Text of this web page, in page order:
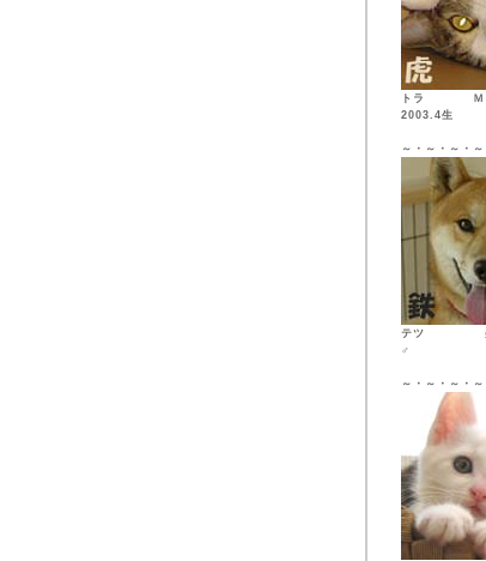
トラ
2003.4生
～・～・～・
テツ
♂
～・～・～・